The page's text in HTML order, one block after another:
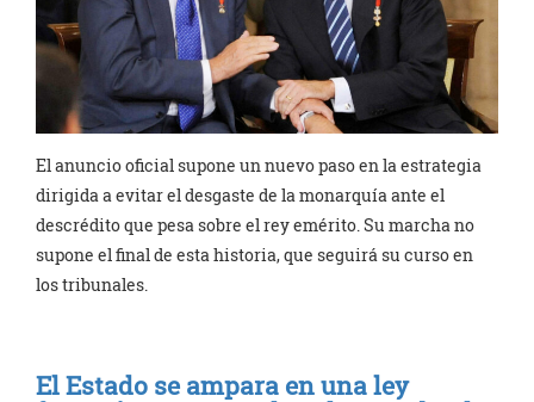
El anuncio oficial supone un nuevo paso en la estrategia
dirigida a evitar el desgaste de la monarquía ante el
descrédito que pesa sobre el rey emérito. Su marcha no
supone el final de esta historia, que seguirá su curso en
los tribunales.
El Estado se ampara en una ley